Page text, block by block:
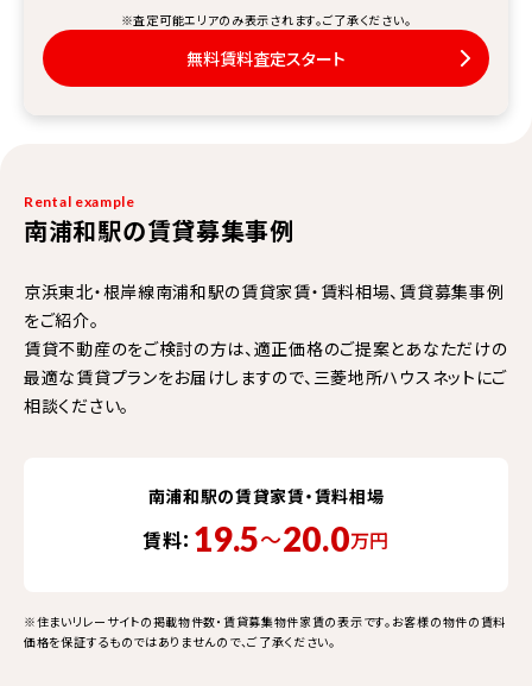
※査定可能エリアのみ表示されます。ご了承ください。
無料賃料査定スタート
Rental example
南浦和駅の賃貸募集事例
京浜東北・根岸線南浦和駅の賃貸家賃・賃料相場、賃貸募集事例
をご紹介。
賃貸不動産のをご検討の方は、適正価格のご提案とあなただけの
最適な賃貸プランをお届けしますので、三菱地所ハウスネットにご
相談ください。
南浦和駅の賃貸家賃・賃料相場
賃料： 19.5〜20.0万円
※住まいリレーサイトの掲載物件数・賃貸募集物件家賃の表示です。お客様の物件の賃料
価格を保証するものではありませんので、ご了承ください。